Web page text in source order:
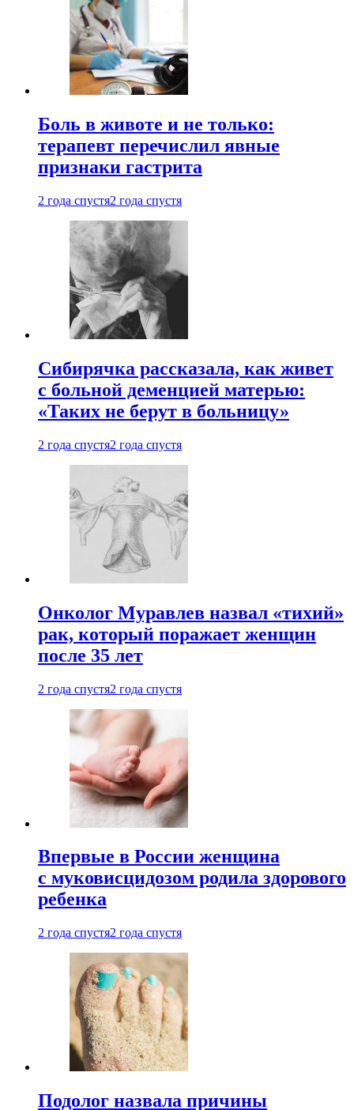
Боль в животе и не только:
терапевт перечислил явные
признаки гастрита
2 года спустя2 года спустя
Сибирячка рассказала, как живет
с больной деменцией матерью:
«Таких не берут в больницу»
2 года спустя2 года спустя
Онколог Муравлев назвал «тихий»
рак, который поражает женщин
после 35 лет
2 года спустя2 года спустя
Впервые в России женщина
с муковисцидозом родила здорового
ребенка
2 года спустя2 года спустя
Подолог назвала причины